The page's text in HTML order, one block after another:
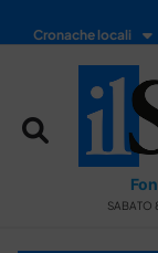
Cronache locali
SABATO